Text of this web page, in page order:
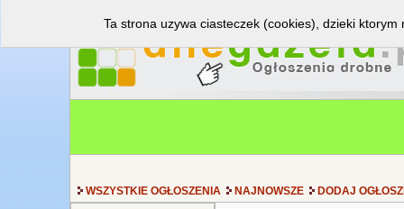
WSZYSTKIE OGŁOSZENIA NAJNOWSZE DODAJ
Ta strona uzywa ciasteczek (cookies), dzieki